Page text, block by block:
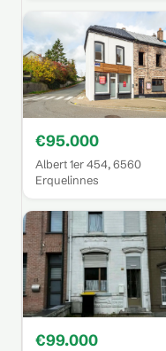
€95.000
Albert 1er 454, 6560
Erquelinnes
€99.000